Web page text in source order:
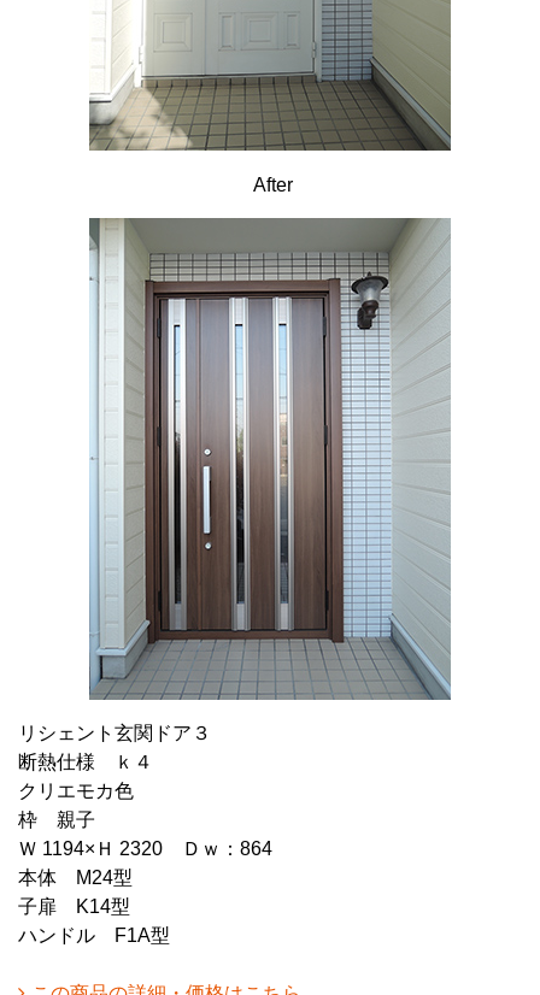
After
リシェント玄関ドア３
断熱仕様 ｋ４
クリエモカ色
枠 親子
Ｗ 1194×Ｈ 2320 Ｄｗ：864
本体 M24型
子扉 K14型
ハンドル F1A型